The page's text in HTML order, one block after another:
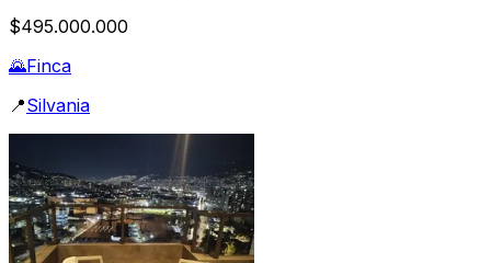
$495.000.000
🌄Finca
📍Silvania